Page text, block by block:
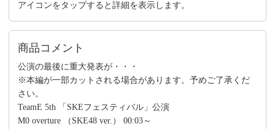
アイコンをタップすると詳細を表示します。
商品コメント
公演の最後に重大発表が・・・
※本編が一部カットされる場合があります。予めご了承くだ
さい。
TeamE 5th 「SKEフェスティバル」公演
M0 overture （SKE48 ver.） 00:03～